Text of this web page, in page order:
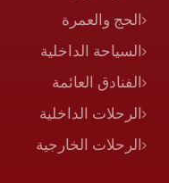
الحج والعمرة
السياحة الداخلية
الفنادق العائمة
الرحلات الداخلية
الرحلات الخارجية